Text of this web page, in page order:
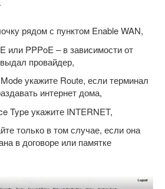
рядом с пунктом Enable WAN,
или PPPoE – в зависимости от
провайдер,
укажите Route, если терминал
интернет дома,
Type укажите INTERNET,
только в том случае, если она
в договоре или памятке